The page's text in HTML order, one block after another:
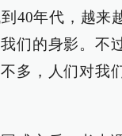
40年代，越来
们的身影。不
多，人们对我